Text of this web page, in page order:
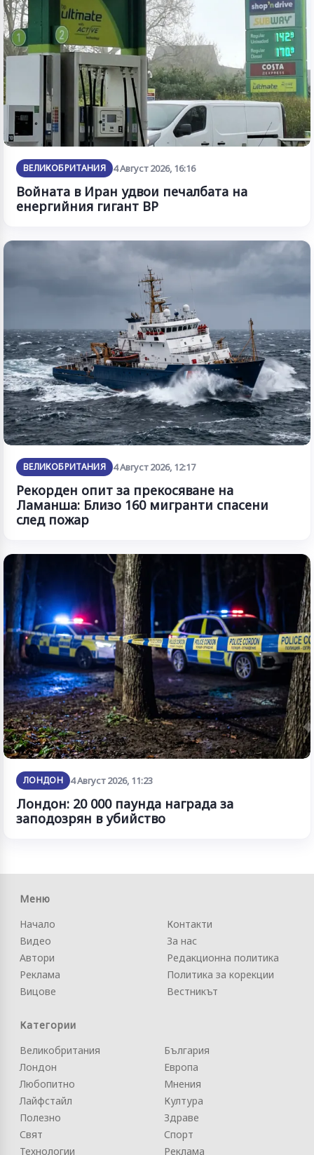
ВЕЛИКОБРИТАНИЯ 4 Август 2026, 16:16
Войната в Иран удвои печалбата на
енергийния гигант BP
ВЕЛИКОБРИТАНИЯ 4 Август 2026, 12:17
Рекорден опит за прекосяване на
Ламанша: Близо 160 мигранти спасени
след пожар
ЛОНДОН 4 Август 2026, 11:23
Лондон: 20 000 паунда награда за
заподозрян в убийство
Меню
Начало
Видео
Автори
Реклама
Вицове
Контакти
За нас
Редакционна политика
Политика за корекции
Вестникът
Категории
Великобритания
Лондон
Любопитно
Лайфстайл
Полезно
Свят
Технологии
България
Европа
Мнения
Култура
Здраве
Спорт
Реклама